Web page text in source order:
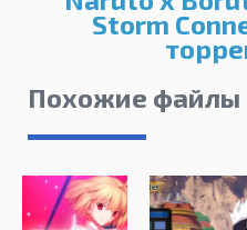
Storm
Похожие файлы